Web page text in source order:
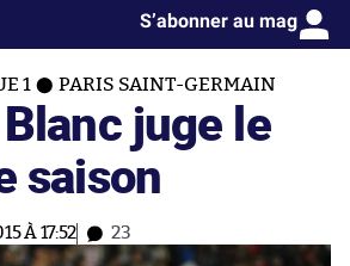
S’abonner au mag
1 PARIS SAINT-GERMAIN
juge le
saison
À 17:52 23